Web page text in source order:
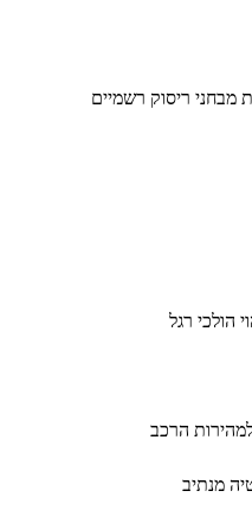
מבחני ריסוק רשמיים